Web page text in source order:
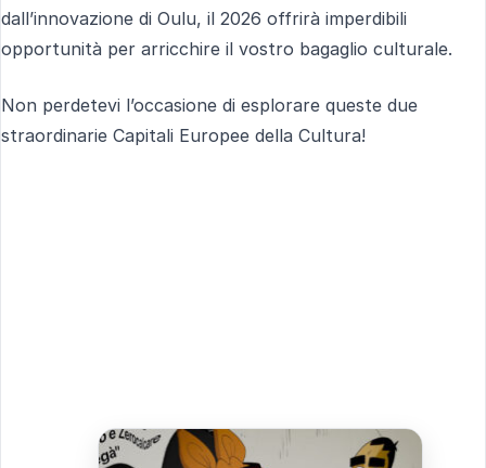
dall’innovazione di Oulu, il 2026 offrirà imperdibili
opportunità per arricchire il vostro bagaglio culturale.
Non perdetevi l’occasione di esplorare queste due
straordinarie Capitali Europee della Cultura!